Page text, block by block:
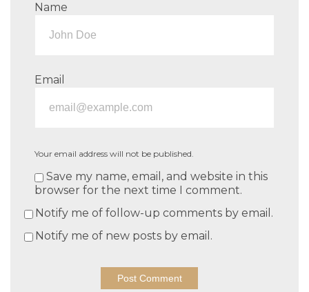
Name
Email
Your email address will not be published.
Save my name, email, and website in this
browser for the next time I comment.
Notify me of follow-up comments by email.
Notify me of new posts by email.